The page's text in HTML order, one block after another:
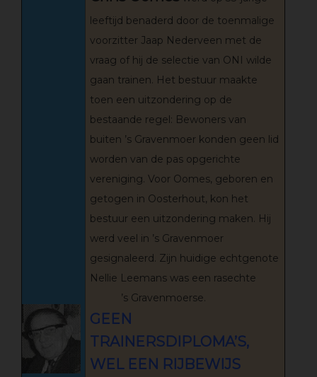
leeftijd benaderd door de toenmalige
voorzitter Jaap Nederveen met de
vraag of hij de selectie van ONI wilde
gaan trainen. Het bestuur maakte
toen een uitzondering op de
bestaande regel: Bewoners van
buiten ’s Gravenmoer konden geen lid
worden van de pas opgerichte
vereniging. Voor Oomes, geboren en
getogen in Oosterhout, kon het
bestuur een uitzondering maken. Hij
werd veel in ’s Gravenmoer
gesignaleerd. Zijn huidige echtgenote
Nellie Leemans was een rasechte
’s Gravenmoerse.
GEEN
TRAINERSDIPLOMA’S,
WEL EEN RIJBEWIJS